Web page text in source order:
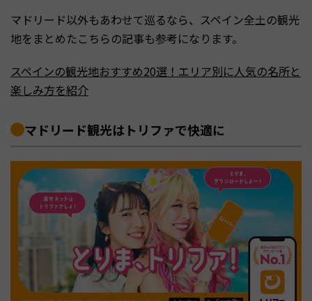
マドリード以外もあわせて巡るなら、スペイン全土の観光
地をまとめたこちらの記事も参考になります。
スペインの観光地おすすめ20選！エリア別に人気の名所と
楽しみ方を紹介
マドリード観光はトリファで快適に